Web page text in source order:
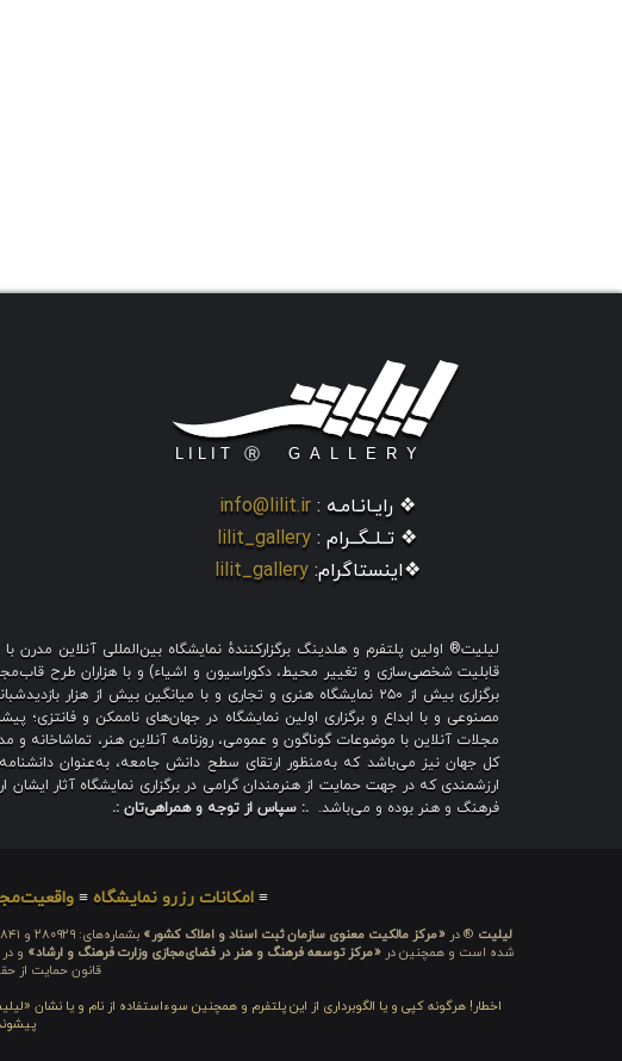
❖ رایـانـامـه : info@lilit.ir
❖ تــلــگــرام : lilit_gallery
❖اینستاگرام: lilit_gallery
لیلیت® اولین پلتفرم و هلدینگ برگزارکنندهٔ نمایشگاه بین‌المللی آنلاین
قابلیت شخصی‌سازی و تغییر محیط، دکوراسیون و اشیاء) و با هزاران طرح
برگزاری بیش از ۲۵۰ نمایشگاه هنری و تجاری و با میانگین بیش از
مصنوعی و با ابداع و برگزاری اولین نمایشگاه در جهان‌های ناممکن و فانتزی؛
مجلات آنلاین با موضوعات گوناگون و عمومی، روزنامه آنلاین هنر، تماشاخانه و
کل جهان نیز می‌باشد که به‌منظور ارتقای سطح دانش جامعه، به‌عنوان
ارزشمندی که در جهت حمایت از هنرمندان گرامی در برگزاری نمایشگاه آثار
فرهنگ و هنر بوده و می‌باشد. .: سپاس از توجه و همراهی‌تان :.
≡امکانات رزرو نمایشگاه ≡
لیلیت ® در «مرکز مالکیت معنوی سازمان ثبت اسناد و املاک کشور» بشماره‌های: ۲۸۰۹۲۹ و ۴۵۱۸۴۱ ، به ثبت رسیده است و در
شده است و همچنین در«مرکز توسعه فرهنگ و هنر در فضای‌مجازی وزارت فرهنگ و ارشاد» و
قانون حمایت از
اخطار! هرگونه کپی و یا الگوبرداری از این پلتفرم و همچنین سوءاستفاده از نام و یا نشان